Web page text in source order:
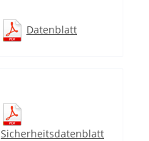
Datenblatt
Sicherheitsdatenblatt